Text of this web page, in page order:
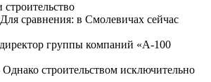
сравнения: в Смолевичах сейчас
директор группы компаний «А-100
строительством исключительно